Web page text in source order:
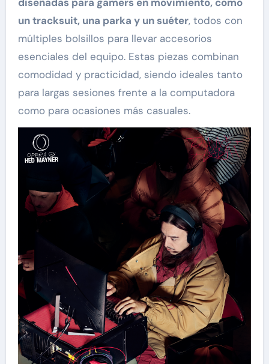
un tracksuit, una parka y un suéter, todos con
múltiples bolsillos para llevar accesorios
esenciales del equipo. Estas piezas combinan
comodidad y practicidad, siendo ideales tanto
para largas sesiones frente a la computadora
como para ocasiones más casuales.